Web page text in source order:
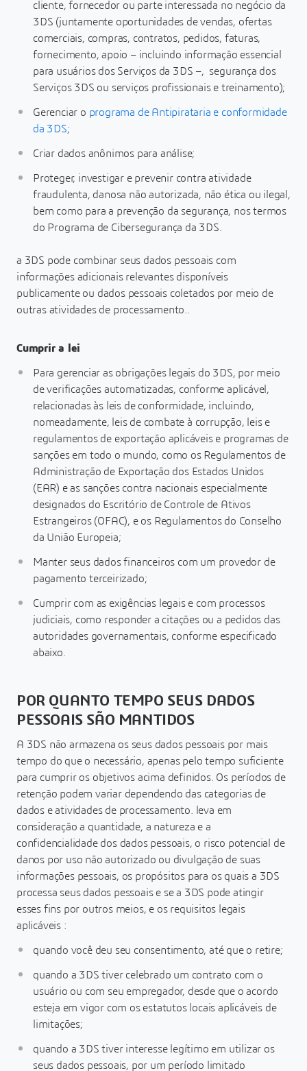
cliente, fornecedor ou parte interessada no negócio da
3DS (juntamente oportunidades de vendas, ofertas
comerciais, compras, contratos, pedidos, faturas,
fornecimento, apoio – incluindo informação essencial
para usuários dos Serviços da 3DS –, segurança dos
Serviços 3DS ou serviços profissionais e treinamento);
Gerenciar o programa de Antipirataria e conformidade
da 3DS;
Criar dados anônimos para análise;
Proteger, investigar e prevenir contra atividade
fraudulenta, danosa não autorizada, não ética ou ilegal,
bem como para a prevenção da segurança, nos termos
do Programa de Cibersegurança da 3DS.
a 3DS pode combinar seus dados pessoais com
informações adicionais relevantes disponíveis
publicamente ou dados pessoais coletados por meio de
outras atividades de processamento..
Cumprir a lei
Para gerenciar as obrigações legais do 3DS, por meio
de verificações automatizadas, conforme aplicável,
relacionadas às leis de conformidade, incluindo,
nomeadamente, leis de combate à corrupção, leis e
regulamentos de exportação aplicáveis e programas de
sanções em todo o mundo, como os Regulamentos de
Administração de Exportação dos Estados Unidos
(EAR) e as sanções contra nacionais especialmente
designados do Escritório de Controle de Ativos
Estrangeiros (OFAC), e os Regulamentos do Conselho
da União Europeia;
Manter seus dados financeiros com um provedor de
pagamento terceirizado;
Cumprir com as exigências legais e com processos
judiciais, como responder a citações ou a pedidos das
autoridades governamentais, conforme especificado
abaixo.
POR QUANTO TEMPO SEUS DADOS
PESSOAIS SÃO MANTIDOS
A 3DS não armazena os seus dados pessoais por mais
tempo do que o necessário, apenas pelo tempo suficiente
para cumprir os objetivos acima definidos. Os períodos de
retenção podem variar dependendo das categorias de
dados e atividades de processamento. leva em
consideração a quantidade, a natureza e a
confidencialidade dos dados pessoais, o risco potencial de
danos por uso não autorizado ou divulgação de suas
informações pessoais, os propósitos para os quais a 3DS
processa seus dados pessoais e se a 3DS pode atingir
esses fins por outros meios, e os requisitos legais
aplicáveis :
quando você deu seu consentimento, até que o retire;
quando a 3DS tiver celebrado um contrato com o
usuário ou com seu empregador, desde que o acordo
esteja em vigor com os estatutos locais aplicáveis de
limitações;
quando a 3DS tiver interesse legítimo em utilizar os
seus dados pessoais, por um período limitado